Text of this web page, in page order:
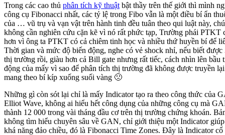
Trong các cao thủ phân tích kỹ thuật bật thầy trên thế giới thì mình
công cụ Fibonacci nhất, các tỷ lệ trong Fibo vẫn là một điều bí ẩn
của … vũ trụ và vạn vật trên hành tinh đều tuân theo qui luật này,
không cần nghiên cứu cặn kẽ vì nó rất phức tạp, Trường phái PTKT
hơn vì ông ta PTKT có cả chiêm tinh học và nhiều thứ huyền bí để
Thời gian và mức độ biến động, nghe có vẻ shock nhỉ, nếu biết
thị trường rồi, giàu hơn cả Bill gate nhưng rất tiếc, cách nhìn lên bầu
động của mấy vì sao để phân tích thị trường đã không được truyền
mang theo bí kíp xuống suối vàng 🙁
Những gì còn sót lại chỉ là mấy Indicator tạo ra theo công thức của
Elliot Wave, không ai hiểu hết công dụng của những công cụ mà
thành 12 000 trong vài tháng đầu cơ trên thị trường chứng khoán.
không tìm hiểu chuyên sâu về GAN, chỉ giới thiệu một Indicator
khá năng đảo chiều, đó là Fibonacci Time Zones. Đây là Indicator